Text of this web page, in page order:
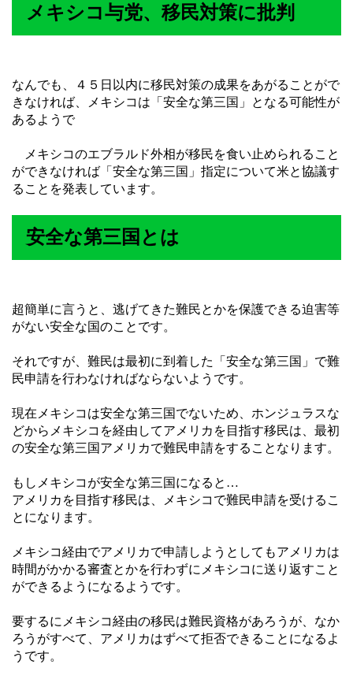
メキシコ与党、移民対策に批判
なんでも、４５日以内に移民対策の成果をあがることがで
きなければ、メキシコは「安全な第三国」となる可能性が
あるようで
メキシコのエブラルド外相が移民を食い止められること
ができなければ「安全な第三国」指定について米と協議す
ることを発表しています。
安全な第三国とは
超簡単に言うと、逃げてきた難民とかを保護できる迫害等
がない安全な国のことです。
それですが、難民は最初に到着した「安全な第三国」で難
民申請を行わなければならないようです。
現在メキシコは安全な第三国でないため、ホンジュラスな
どからメキシコを経由してアメリカを目指す移民は、最初
の安全な第三国アメリカで難民申請をすることなります。
もしメキシコが安全な第三国になると…
アメリカを目指す移民は、メキシコで難民申請を受けるこ
とになります。
メキシコ経由でアメリカで申請しようとしてもアメリカは
時間がかかる審査とかを行わずにメキシコに送り返すこと
ができるようになるようです。
要するにメキシコ経由の移民は難民資格があろうが、なか
ろうがすべて、アメリカはずべて拒否できることになるよ
うです。